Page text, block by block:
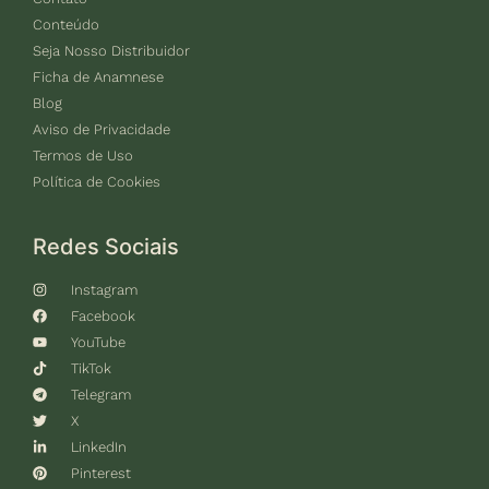
Conteúdo
Seja Nosso Distribuidor
Ficha de Anamnese
Blog
Aviso de Privacidade
Termos de Uso
Política de Cookies
Redes Sociais
Instagram
Facebook
YouTube
TikTok
Telegram
X
LinkedIn
Pinterest